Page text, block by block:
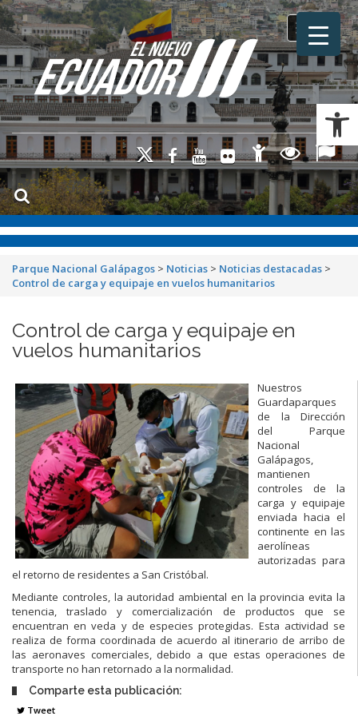
Toggle
Parque Nacional Galápagos > Noticias > Noticias destacadas >
Control de carga y equipaje en vuelos humanitarios
Control de carga y equipaje en
vuelos humanitarios
Nuestros
Guardaparques
de la Dirección
del Parque
Nacional
Galápagos,
mantienen
controles de la
carga y equipaje
enviada hacia el
continente en las
aerolíneas
autorizadas para
el retorno de residentes a San Cristóbal.
Mediante controles, la autoridad ambiental en la provincia evita la
tenencia, traslado y comercialización de productos que se
encuentran en veda y de especies protegidas. Esta actividad se
realiza de forma coordinada de acuerdo al itinerario de arribo de
las aeronaves comerciales, debido a que estas operaciones de
transporte no han retornado a la normalidad.
Comparte esta publicación:
Tweet